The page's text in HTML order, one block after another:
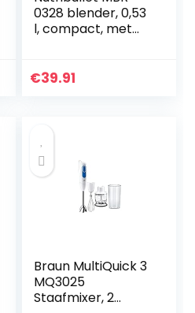
0328 blender, 0,53
l, compact, met
groentesmoothies,
€39.91
Braun MultiQuick 3
MQ3025
Staafmixer, 2